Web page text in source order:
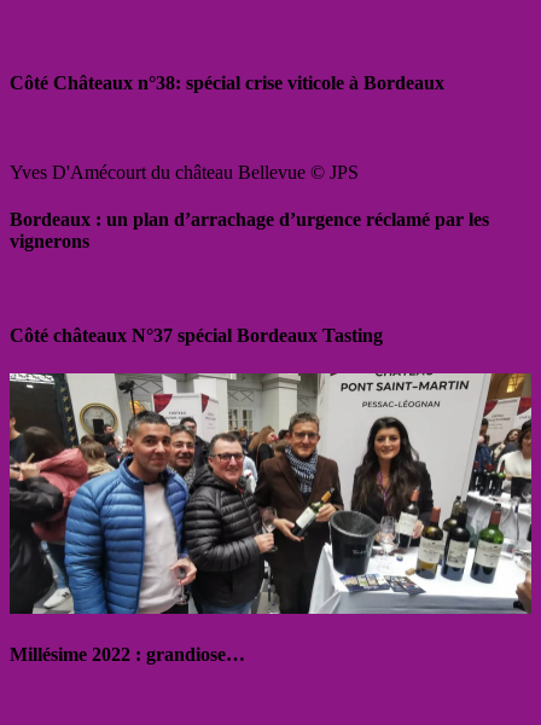
Côté Châteaux n°38: spécial crise viticole à Bordeaux
Yves D'Amécourt du château Bellevue © JPS
Bordeaux : un plan d’arrachage d’urgence réclamé par les
vignerons
Côté châteaux N°37 spécial Bordeaux Tasting
Millésime 2022 : grandiose…